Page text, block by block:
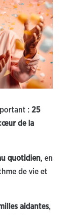
: 25
de la
quotidien, en
de vie et
aidantes,